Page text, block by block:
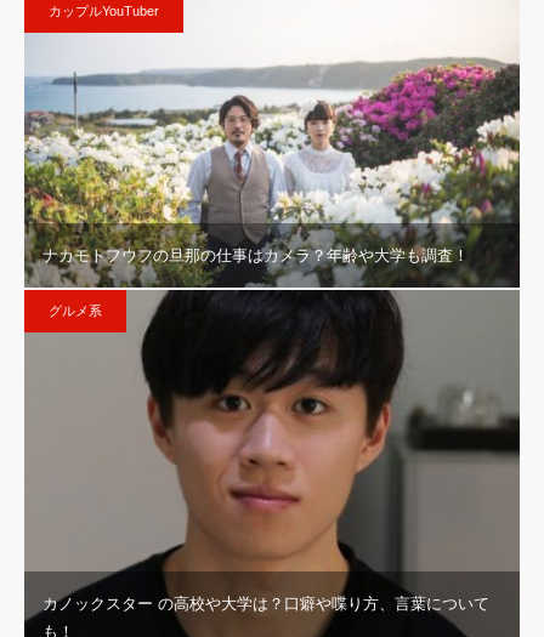
カップルYouTuber
ナカモトフウフの旦那の仕事はカメラ？年齢や大学も調査！
グルメ系
カノックスター の高校や大学は？口癖や喋り方、言葉について
も！